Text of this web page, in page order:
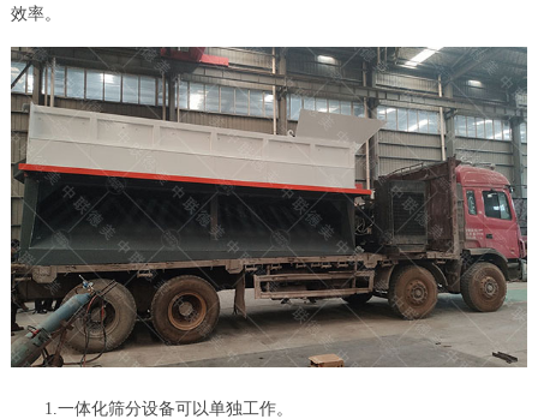
效率。
1.一体化筛分设备可以单独工作。